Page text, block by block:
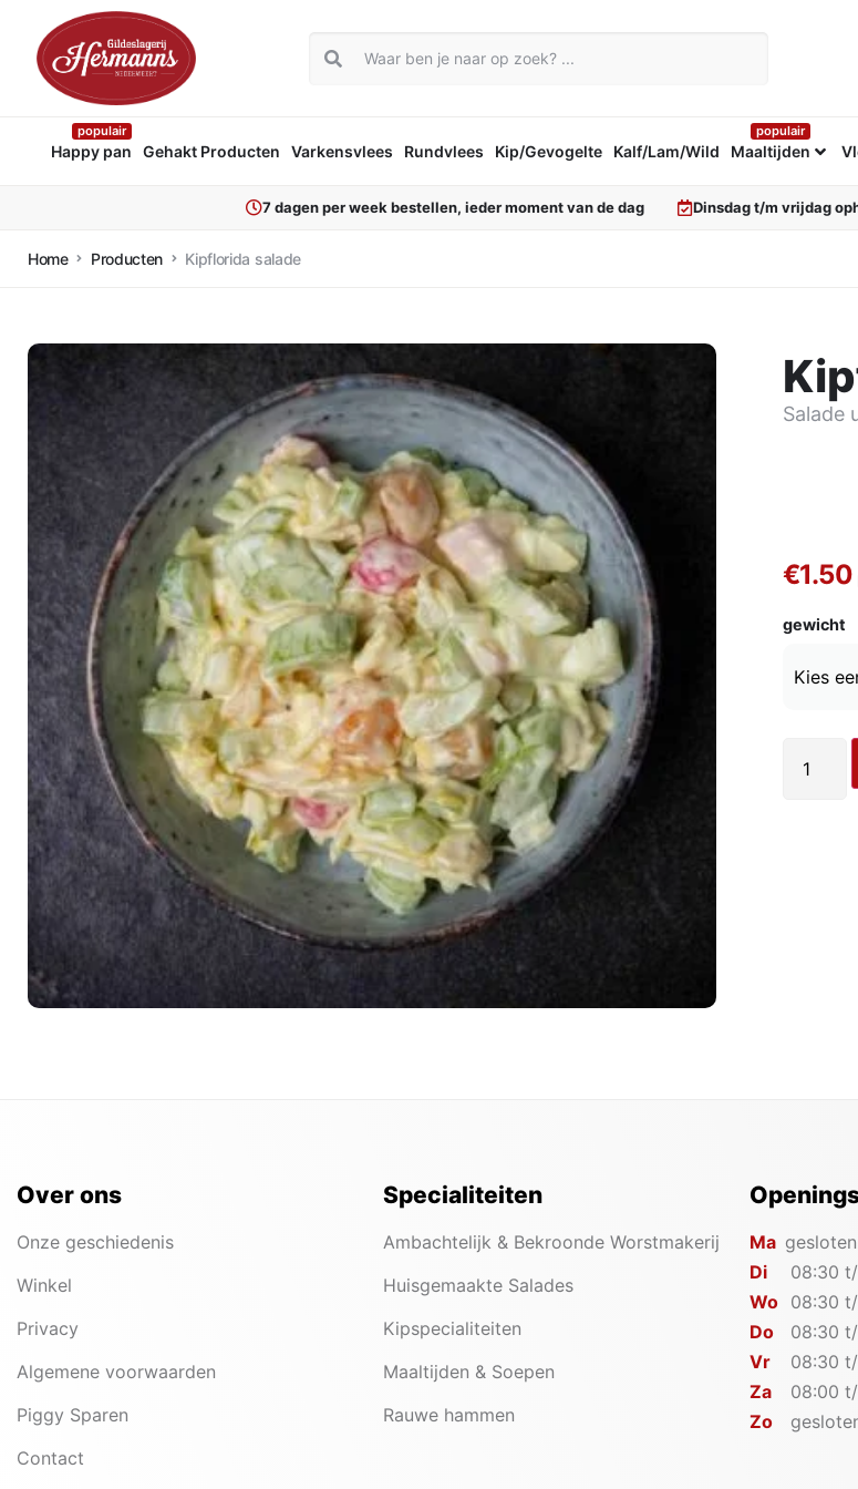
Happy pan
populair
Gehakt Producten Varkensvlees Rundvlees Kip/Gevogelte Kalf/Lam/Wild Maaltijden
populair
7 dagen per week bestellen, ieder moment van de dag Dinsdag t/m vrijdag
Home Producten Kipflorida salade
Salade
€1.50
gewicht
Over ons
Onze geschiedenis
Winkel
Privacy
Algemene voorwaarden
Piggy Sparen
Contact
Specialiteiten
Ambachtelijk & Bekroonde Worstmakerij
Huisgemaakte Salades
Kipspecialiteiten
Maaltijden & Soepen
Rauwe hammen
Ma gesloten
Di
08:30
Wo 08:30
Do
08:30
Vr
08:30
Za
08:00
Zo